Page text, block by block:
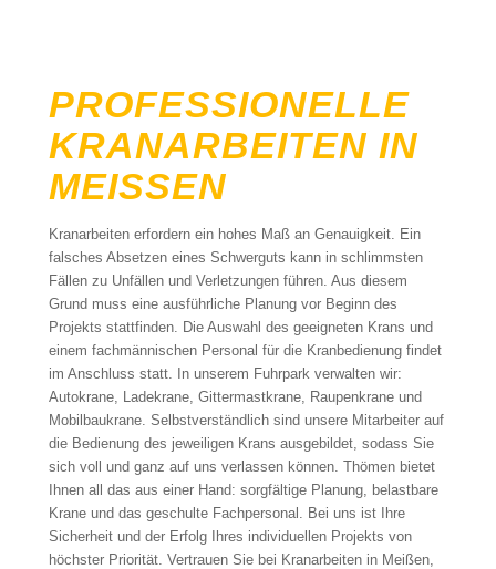
PROFESSIONELLE
KRANARBEITEN IN
MEISSEN
Kranarbeiten erfordern ein hohes Maß an Genauigkeit. Ein
falsches Absetzen eines Schwerguts kann in schlimmsten
Fällen zu Unfällen und Verletzungen führen. Aus diesem
Grund muss eine ausführliche Planung vor Beginn des
Projekts stattfinden. Die Auswahl des geeigneten Krans und
einem fachmännischen Personal für die Kranbedienung findet
im Anschluss statt. In unserem Fuhrpark verwalten wir:
Autokrane, Ladekrane, Gittermastkrane, Raupenkrane und
Mobilbaukrane. Selbstverständlich sind unsere Mitarbeiter auf
die Bedienung des jeweiligen Krans ausgebildet, sodass Sie
sich voll und ganz auf uns verlassen können. Thömen bietet
Ihnen all das aus einer Hand: sorgfältige Planung, belastbare
Krane und das geschulte Fachpersonal. Bei uns ist Ihre
Sicherheit und der Erfolg Ihres individuellen Projekts von
höchster Priorität. Vertrauen Sie bei Kranarbeiten in Meißen,